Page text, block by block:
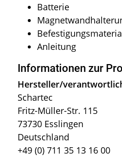
Batterie
Anleitung
Informationen zur
Hersteller/
Schartec
Fritz-Müller-Str. 115
73730 Esslingen
Deutschland
+49 (0) 711 35 13 16 00